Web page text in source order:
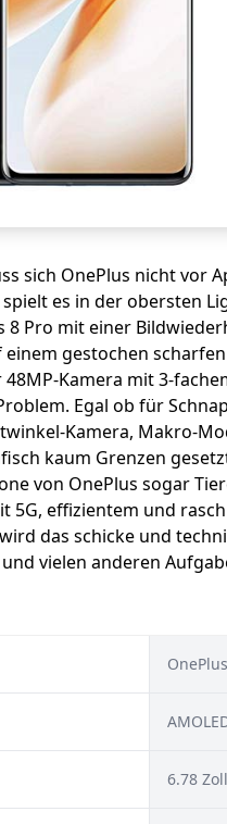
sich OnePlus nicht vor
es in der obersten
8 Pro mit einer
gestochen
Kamera mit 3-
Egal ob für
Kamera, Makro-
kaum Grenzen
von OnePlus sogar
5G, effizientem und
das schicke und
vielen anderen
OnePlus
6.78 Zoll